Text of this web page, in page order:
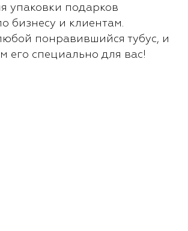
упаковки подарков
бизнесу и клиентам.
понравившийся тубус, и
его специально для вас!